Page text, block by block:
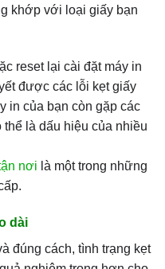
khớp với loại giấy bạn
reset lại cài đặt máy in
được các lỗi kẹt giấy
in của bạn còn gặp các
là dấu hiệu của nhiều
nơi là một trong những
dài
đúng cách, tình trạng kẹt